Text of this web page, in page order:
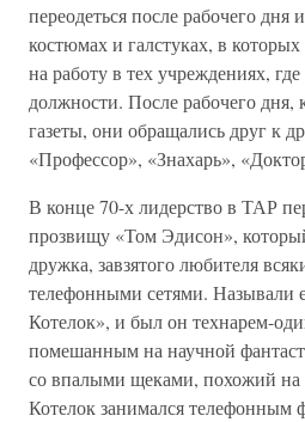
переодеться после рабочего дня
костюмах и галстуках, в
на работу в тех учреждениях,
должности. После рабочего дня,
газеты, они обращались друг к
«Профессор», «Знахарь»,
В конце 70-х лидерство в ТАР
прозвищу «Том Эдисон»,
дружка, завзятого любителя
телефонными сетями. Называли
Котелок», и был он технарем-
помешанным на научной
со впалыми щеками, похожий на
Котелок занимался телефонным